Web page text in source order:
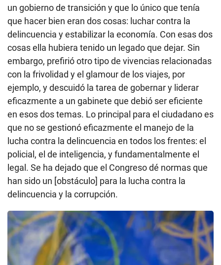
un gobierno de transición y que lo único que tenía
que hacer bien eran dos cosas: luchar contra la
delincuencia y estabilizar la economía. Con esas dos
cosas ella hubiera tenido un legado que dejar. Sin
embargo, prefirió otro tipo de vivencias relacionadas
con la frivolidad y el glamour de los viajes, por
ejemplo, y descuidó la tarea de gobernar y liderar
eficazmente a un gabinete que debió ser eficiente
en esos dos temas. Lo principal para el ciudadano es
que no se gestionó eficazmente el manejo de la
lucha contra la delincuencia en todos los frentes: el
policial, el de inteligencia, y fundamentalmente el
legal. Se ha dejado que el Congreso dé normas que
han sido un [obstáculo] para la lucha contra la
delincuencia y la corrupción.